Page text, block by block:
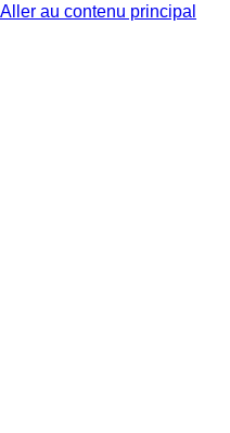
Aller au contenu principal